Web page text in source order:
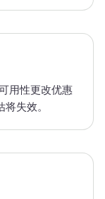
用性更改优惠
失效。